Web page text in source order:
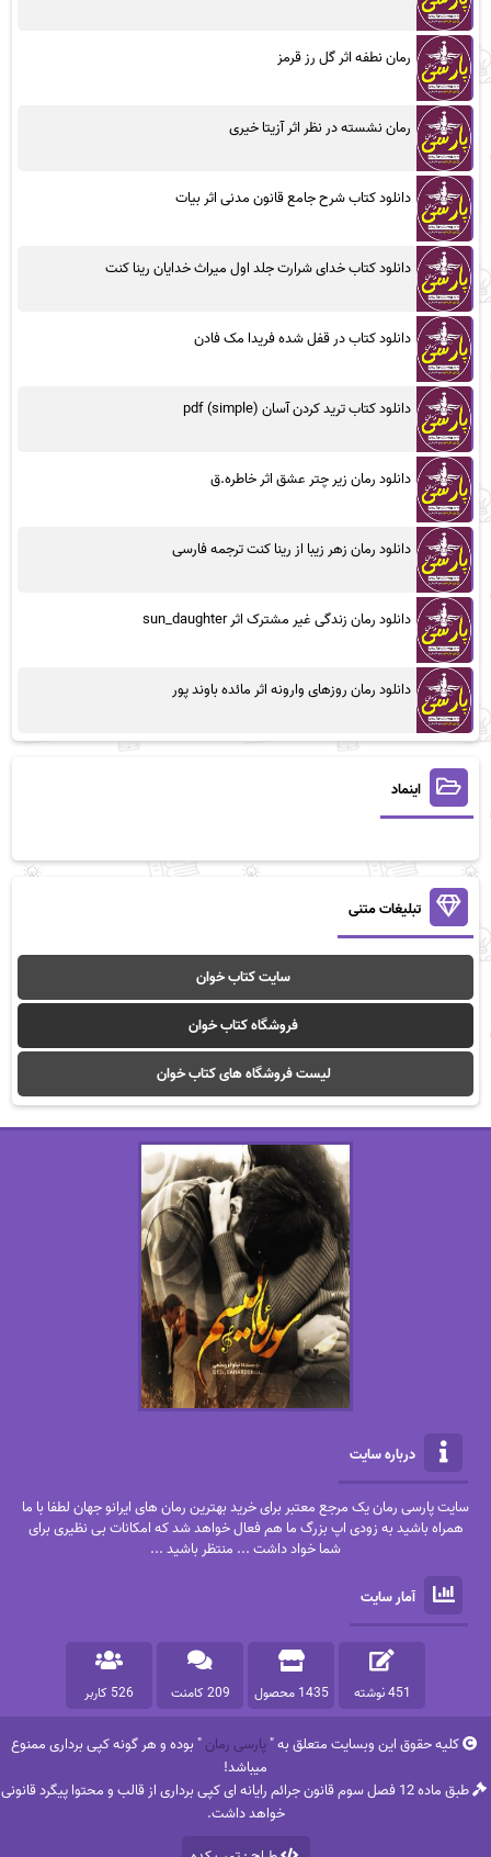
رمان نطفه اثر گل رز قرمز
رمان نشسته در نظر اثر آزیتا خیری
دانلود کتاب شرح جامع قانون مدنی اثر بیات
دانلود کتاب خدای شرارت جلد اول میراث خدایان رینا کنت
دانلود کتاب در قفل شده فریدا مک فادن
دانلود کتاب ترید کردن آسان (simple) pdf
دانلود رمان زیر چتر عشق اثر خاطره.ق
دانلود رمان زهر زیبا از رینا کنت ترجمه فارسی
دانلود رمان زندگی غیر مشترک اثر sun_daughter
دانلود رمان روزهای وارونه اثر مائده باوند پور
اینماد
تبلیغات متنی
سایت کتاب خوان
فروشگاه کتاب خوان
لیست فروشگاه های کتاب خوان
درباره سایت
سایت پارسی رمان یک مرجع معتبر برای خرید بهترین رمان های ایرانو جهان لطفا با ما
همراه باشید به زودی اپ بزرگ ما هم فعال خواهد شد که امکانات بی نظیری برای
شما خواد داشت ... منتظر باشید ...
آمار سایت
451 نوشته 1435 محصول 209 کامنت 526 کاربر
کلیه حقوق این وبسایت متعلق به "پارسی رمان" بوده و هر گونه کپی برداری ممنوع
میباشد!
طبق ماده 12 فصل سوم قانون جرائم رایانه ای کپی برداری از قالب و محتوا پیگرد قانونی
خواهد داشت.